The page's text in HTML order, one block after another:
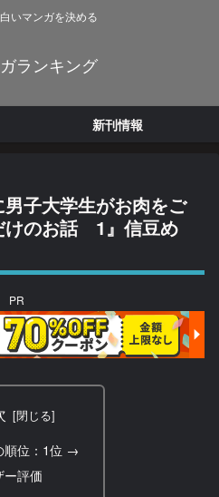
いマンガを決める
ランキング
新刊情報
男子大学生がお肉をご
けのお話 1』信豆め
PR
順位：1位 →
ー評価